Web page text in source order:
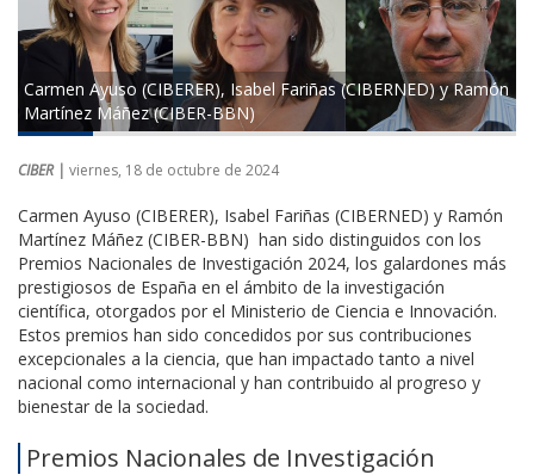
Carmen Ayuso (CIBERER), Isabel Fariñas (CIBERNED) y Ramón
Martínez Máñez (CIBER-BBN)
CIBER | viernes, 18 de octubre de 2024
Carmen Ayuso (CIBERER), Isabel Fariñas (CIBERNED) y Ramón
Martínez Máñez (CIBER-BBN) han sido distinguidos con los
Premios Nacionales de Investigación 2024, los galardones más
prestigiosos de España en el ámbito de la investigación
científica, otorgados por el Ministerio de Ciencia e Innovación.
Estos premios han sido concedidos por sus contribuciones
excepcionales a la ciencia, que han impactado tanto a nivel
nacional como internacional y han contribuido al progreso y
bienestar de la sociedad.
Premios Nacionales de Investigación